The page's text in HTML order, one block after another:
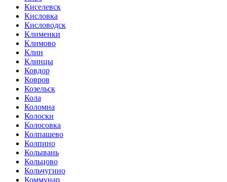
Киселевск
Кисловка
Кисловодск
Клименки
Климово
Клин
Клинцы
Ковдор
Ковров
Козельск
Кола
Коломна
Колоски
Колосовка
Колпашево
Колпино
Колывань
Кольцово
Кольчугино
Коммунар